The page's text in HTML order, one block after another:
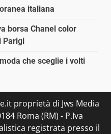
italiana
borsa Chanel color
Parigi
che sceglie i volti
proprietà di Jws Media
Roma (RM) - P.Iva
registrata presso il